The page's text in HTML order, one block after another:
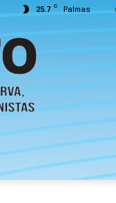
25.7 C Palmas